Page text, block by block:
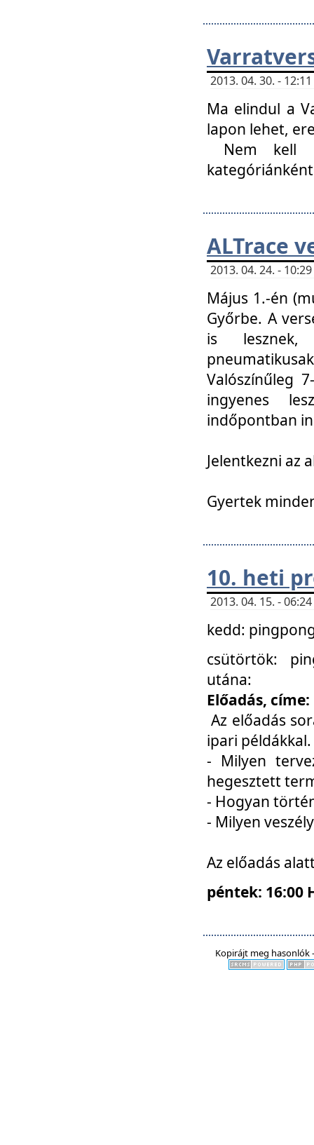
2013. 04. 30. -
Ma elindul a
lapon lehet,
Nem kell
ALTrace
2013. 04. 24. -
Május 1.-én
Győrbe. A
is lesznek,
Valószínűleg
ingyenes
indőpontban
Jelentkezni az
Gyertek
10. heti
2013. 04. 15. -
kedd:
csütörtök:
utána:
Előadás,
Az előadás
ipari
- Milyen
hegesztett
- Hogyan
- Milyen
Az előadás
péntek: 16:00
Kopirájt meg hasonlók